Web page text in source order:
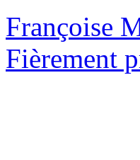
Françoise
Fièrement